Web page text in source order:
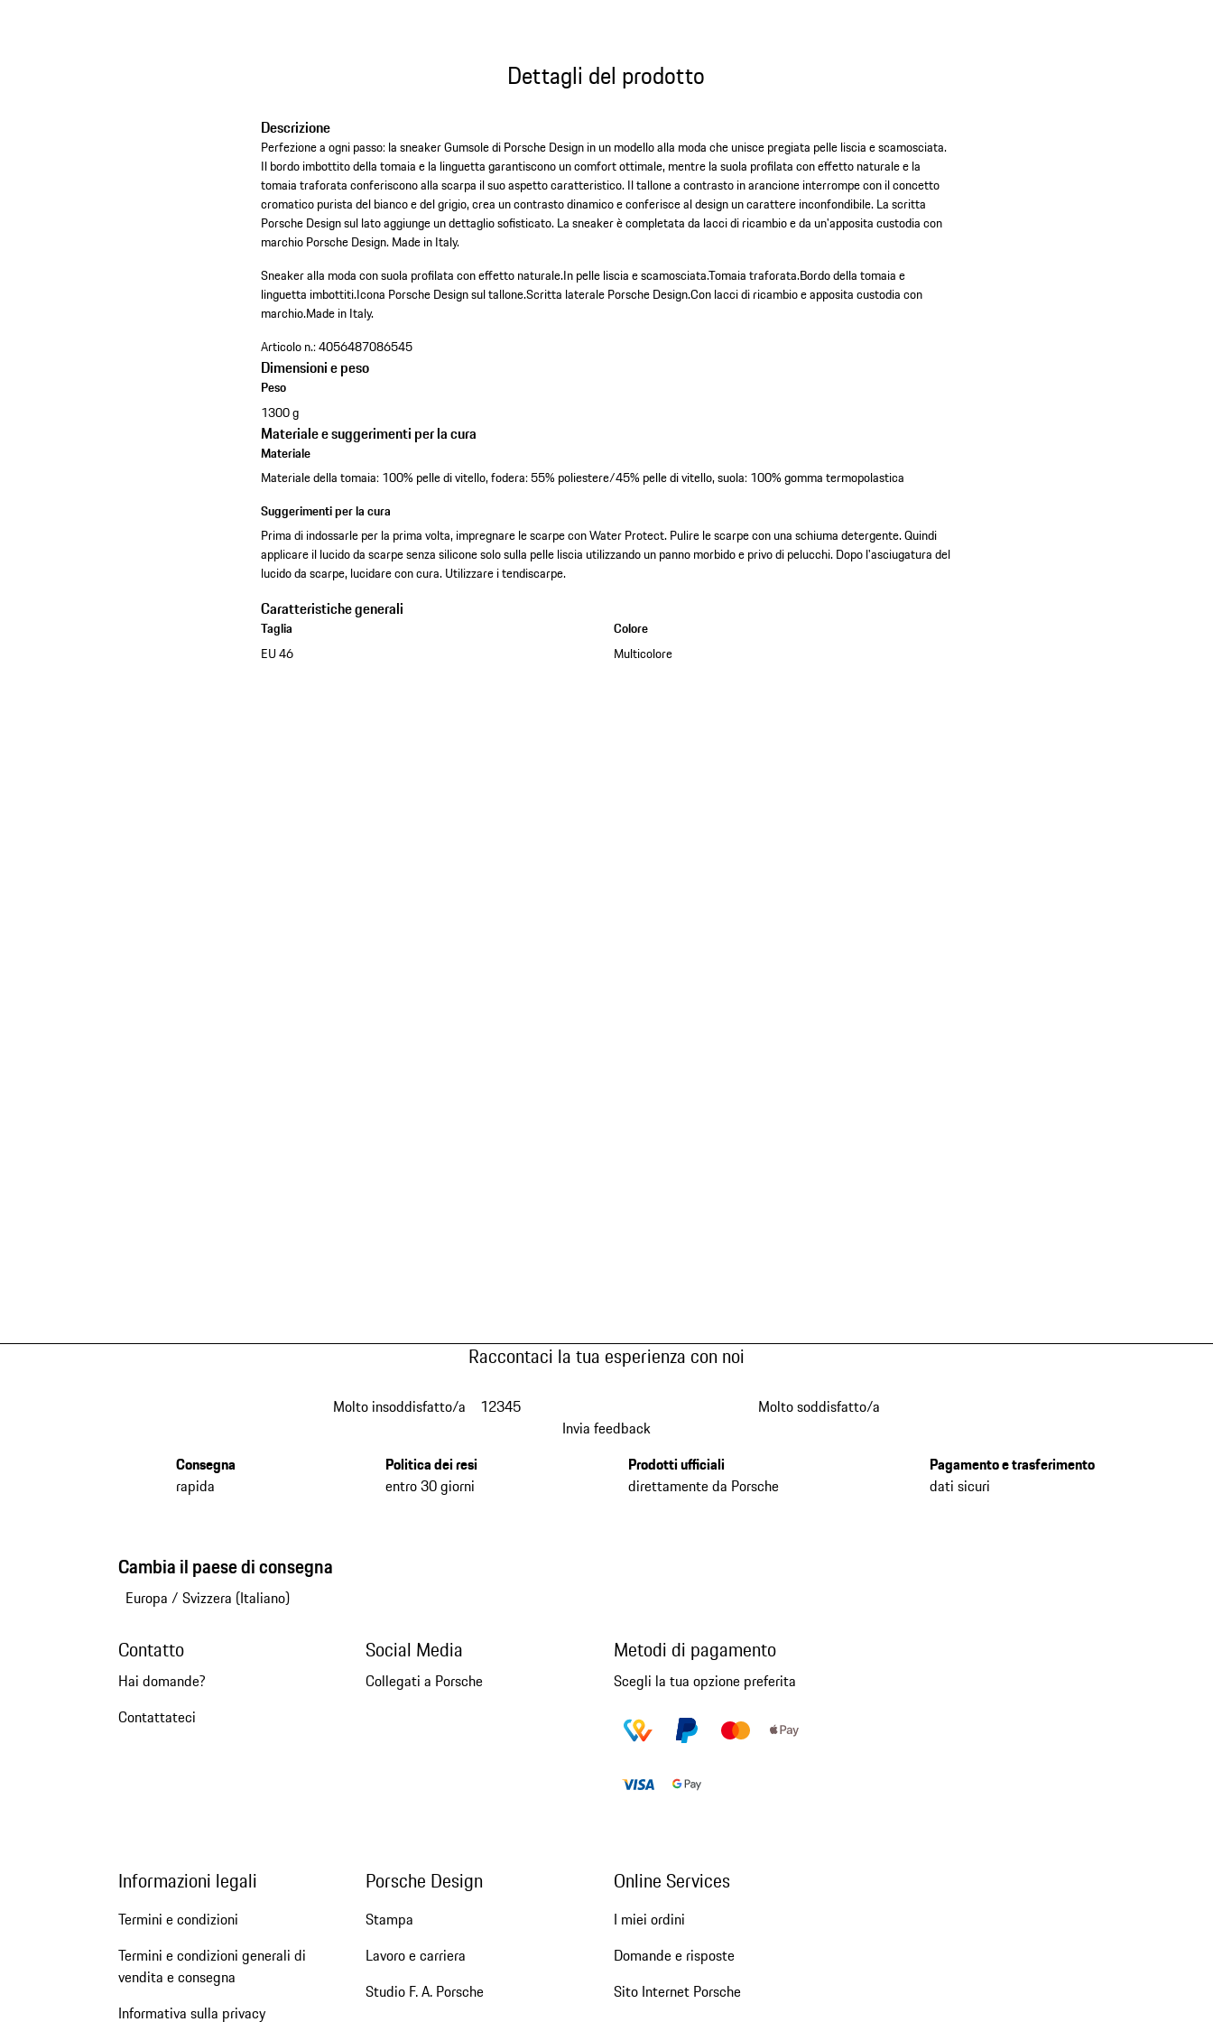
Dettagli del prodotto
Descrizione
Perfezione a ogni passo: la sneaker Gumsole di Porsche Design in un modello alla moda che unisce pregiata pelle liscia e scamosciata.
Il bordo imbottito della tomaia e la linguetta garantiscono un comfort ottimale, mentre la suola profilata con effetto naturale e la
tomaia traforata conferiscono alla scarpa il suo aspetto caratteristico. Il tallone a contrasto in arancione interrompe con il concetto
cromatico purista del bianco e del grigio, crea un contrasto dinamico e conferisce al design un carattere inconfondibile. La scritta
Porsche Design sul lato aggiunge un dettaglio sofisticato. La sneaker è completata da lacci di ricambio e da un'apposita custodia con
marchio Porsche Design. Made in Italy.
Sneaker alla moda con suola profilata con effetto naturale.In pelle liscia e scamosciata.Tomaia traforata.Bordo della tomaia e
linguetta imbottiti.Icona Porsche Design sul tallone.Scritta laterale Porsche Design.Con lacci di ricambio e apposita custodia con
marchio.Made in Italy.
Articolo n.:4056487086545
Dimensioni e peso
Peso
1300 g
Materiale e suggerimenti per la cura
Materiale
Materiale della tomaia: 100% pelle di vitello, fodera: 55% poliestere/45% pelle di vitello, suola: 100% gomma termopolastica
Suggerimenti per la cura
Prima di indossarle per la prima volta, impregnare le scarpe con Water Protect. Pulire le scarpe con una schiuma detergente. Quindi
applicare il lucido da scarpe senza silicone solo sulla pelle liscia utilizzando un panno morbido e privo di pelucchi. Dopo l'asciugatura del
lucido da scarpe, lucidare con cura. Utilizzare i tendiscarpe.
Caratteristiche generali
Taglia
EU 46
Colore
Multicolore
Raccontaci la tua esperienza con noi
Molto insoddisfatto/a 12345
Molto soddisfatto/a
Invia feedback
Consegna
rapida
Politica dei resi
entro 30 giorni
Prodotti ufficiali
direttamente da Porsche
Pagamento e trasferimento
dati sicuri
Cambia il paese di consegna
Europa / Svizzera (Italiano)
Contatto
Hai domande?
Contattateci
Social Media
Collegati a Porsche
Metodi di pagamento
Scegli la tua opzione preferita
Informazioni legali
Termini e condizioni
Termini e condizioni generali di
vendita e consegna
Informativa sulla privacy
Porsche Design
Stampa
Lavoro e carriera
Studio F. A. Porsche
Online Services
I miei ordini
Domande e risposte
Sito Internet Porsche